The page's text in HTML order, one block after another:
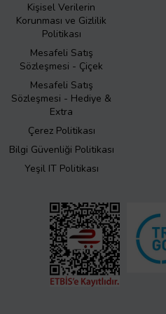
Kişisel Verilerin
Korunması ve Gizlilik
Politikası
Mesafeli Satış
Sözleşmesi - Çiçek
Mesafeli Satış
Sözleşmesi - Hediye &
Extra
Çerez Politikası
Bilgi Güvenliği Politikası
Yeşil IT Politikası